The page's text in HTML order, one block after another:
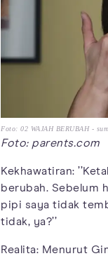
Foto: 02 WAJAH BERUBAH -
Foto: parents.com
Kekhawatiran:
berubah. Sebelum
pipi saya tidak
tidak, ya?’’
Realita: Menurut